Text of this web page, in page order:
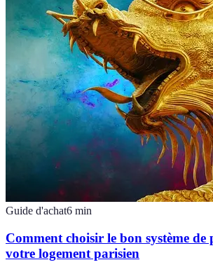
Guide d'achat6 min
Comment choisir le bon système
votre logement parisien